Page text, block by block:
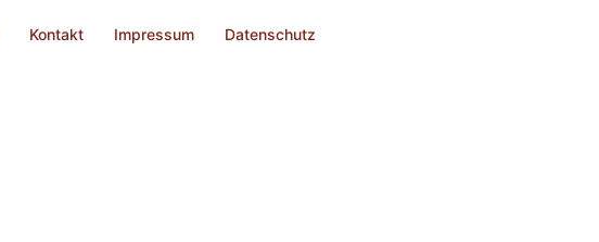
Kontakt Impressum
Datenschutz